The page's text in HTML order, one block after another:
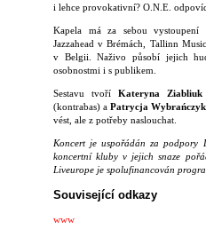
i lehce provokativní? O.N.E.
Kapela má za sebou vystoupení
Jazzahead v Brémách, Tallinn
v Belgii. Naživo působí jejich
osobnostmi i s publikem.
Sestavu tvoří Kateryna Ziabliuk
(kontrabas) aPatrycja Wybrańczyk
vést, ale z potřeby naslouchat.
Koncert je uspořádán za podpory
koncertní kluby v jejich snaze
Liveurope je spolufinancován
Související odkazy
www